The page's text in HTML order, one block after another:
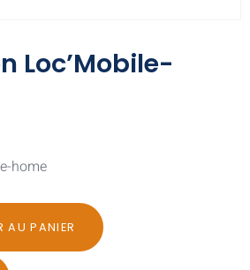
Loc’Mobile-
home
AU PANIER